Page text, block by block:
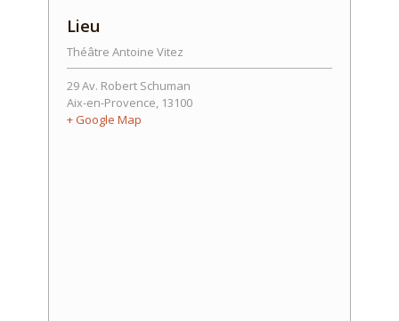
Lieu
Théâtre Antoine Vitez
29 Av. Robert Schuman
Aix-en-Provence, 13100
+ Google Map